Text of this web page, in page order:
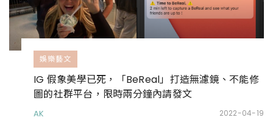
娛樂藝文
IG 假象美學已死，「BeReal」打造無濾鏡、不能修
圖的社群平台，限時兩分鐘內請發文
AK 2022-04-19